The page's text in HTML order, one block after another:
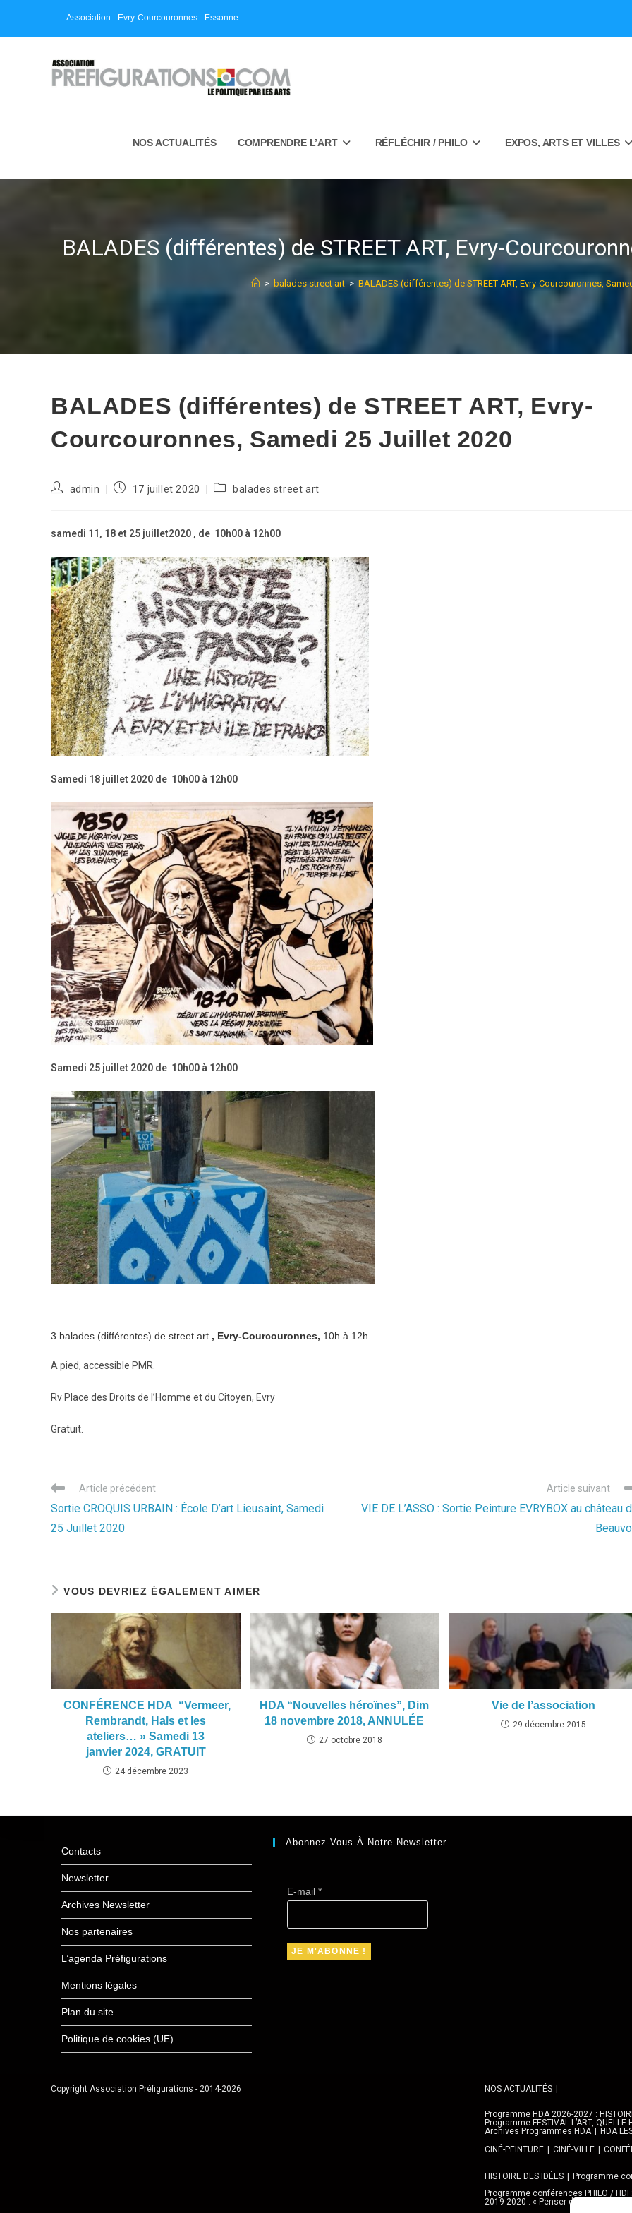
Association - Evry-Courcouronnes - Essonne
NOS ACTUALITÉS COMPRENDRE L’ART RÉFLÉCHIR / PHILO EXPOS, ARTS ET VILLES
BALADES (différentes) de STREET ART, Evry-
> balades street art > BALADES (différentes) de STREET ART, Evry-Courcouronnes,
BALADES (différentes) de STREET ART, Evry-
Courcouronnes, Samedi 25 Juillet 2020
Auteur/autrice
publication :
admin
Publication
17 juillet 2020
Postbalades street art
samedi 11, 18 et 25 juillet2020 , de 10h00 à 12h00
Samedi 18 juillet 2020 de 10h00 à 12h00
Samedi 25 juillet 2020 de 10h00 à 12h00
3 balades (différentes) de street art , Evry-Courcouronnes, 10h à 12h.
A pied, accessible PMR.
Rv Place des Droits de l’Homme et du Citoyen, Evry
Gratuit.
Read
articles
Article précédent
Sortie CROQUIS URBAIN : École D’art Lieusaint, Samedi
25 Juillet 2020
Article suivant
VIE DE L’ASSO : Sortie Peinture EVRYBOX au château
VOUS DEVRIEZ ÉGALEMENT AIMER
CONFÉRENCE HDA “Vermeer,
Rembrandt, Hals et les
ateliers… » Samedi 13
janvier 2024, GRATUIT
24 décembre 2023
HDA “Nouvelles héroïnes”, Dim
18 novembre 2018, ANNULÉE
27 octobre 2018
Vie de l’association
29 décembre 2015
Contacts
Newsletter
Archives Newsletter
Nos partenaires
L’agenda Préfigurations
Mentions légales
Plan du site
Politique de cookies (UE)
Abonnez-Vous À Notre Newsletter
E-mail *
NOS ACTUALITÉS
Programme HDA 2026-2027 :
Programme FESTIVAL L’ART,
Archives Programmes HDA
HDA
CINÉ-PEINTURE
CINÉ-VILLE
HISTOIRE DES IDÉES
Programme
Programme conférences PHILO / HDI
2019-2020 : « Penser demain » avec le
Copyright Association Préfigurations - 2014-2026